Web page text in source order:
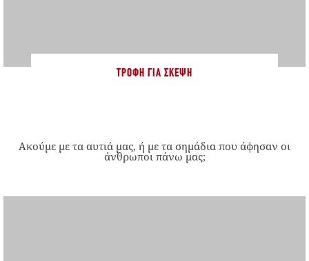
ΤΡΟΦΉ ΓΙΑ ΣΚΈΨΗ
Ακούμε με τα αυτιά μας, ή με τα σημάδια που άφησαν οι
άνθρωποι πάνω μας;